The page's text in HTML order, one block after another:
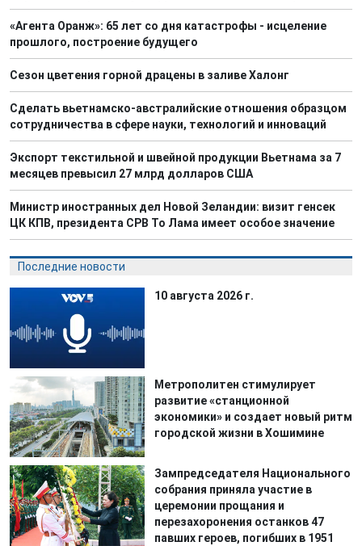
«Агента Оранж»: 65 лет со дня катастрофы - исцеление
прошлого, построение будущего
Сезон цветения горной драцены в заливе Халонг
Сделать вьетнамско-австралийские отношения образцом
сотрудничества в сфере науки, технологий и инноваций
Экспорт текстильной и швейной продукции Вьетнама за 7
месяцев превысил 27 млрд долларов США
Министр иностранных дел Новой Зеландии: визит генсек
ЦК КПВ, президента СРВ То Лама имеет особое значение
Последние новости
10 августа 2026 г.
Метрополитен стимулирует
развитие «станционной
экономики» и создает новый ритм
городской жизни в Хошимине
Зампредседателя Национального
собрания приняла участие в
церемонии прощания и
перезахоронения останков 47
павших героев, погибших в 1951